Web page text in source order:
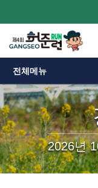
전체메뉴
2026년